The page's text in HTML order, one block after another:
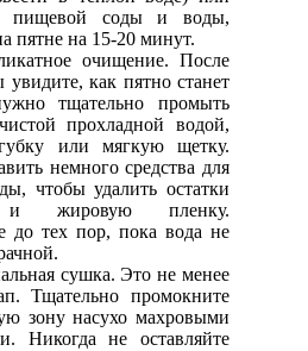
пищевой соды и воды,
пятне на 15-20 минут.
очищение. После
увидите, как пятно станет
тщательно промыть
прохладной водой,
или мягкую щетку.
немного средства для
чтобы удалить остатки
и жировую пленку.
до тех пор, пока вода не
сушка. Это не менее
Тщательно промокните
зону насухо махровыми
Никогда не оставляйте